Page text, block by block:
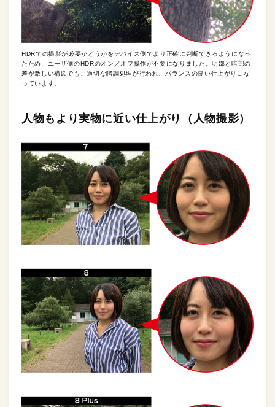
HDRでの撮影が必要かどうかをデバイス側でより正確に判断できるようになっ
たため、ユーザ側のHDRのオン／オフ操作が不要になりました。明部と暗部の
差が激しい構図でも、適切な階調処理が行われ、バランスの良い仕上がりにな
っています。
人物もより実物に近い仕上がり（人物撮影）